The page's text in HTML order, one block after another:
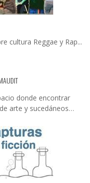
cultura Reggae y Rap...
donde encontrar
arte y sucedáneos…